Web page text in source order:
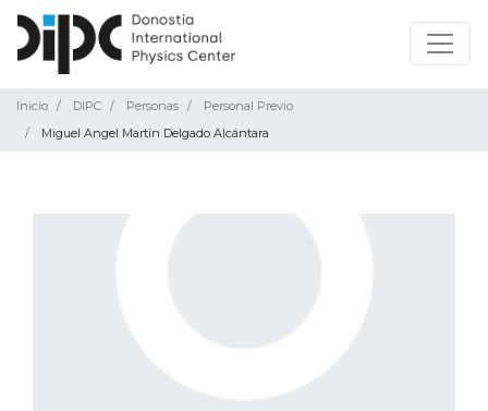
Inicio DIPC Personas
Personal Previo
Miguel Angel Martín Delgado Alcántara